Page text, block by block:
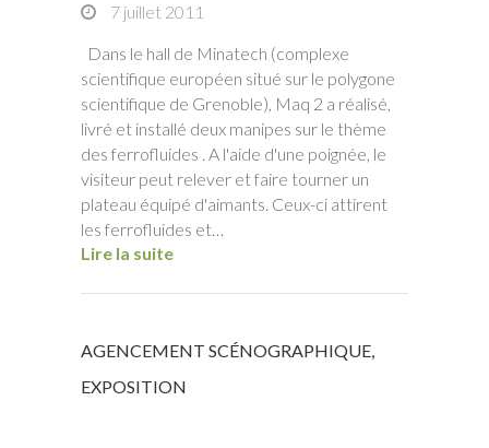
7 juillet 2011
Dans le hall de Minatech (complexe
scientifique européen situé sur le polygone
scientifique de Grenoble), Maq 2 a réalisé,
livré et installé deux manipes sur le thème
des ferrofluides . A l'aide d'une poignée, le
visiteur peut relever et faire tourner un
plateau équipé d'aimants. Ceux-ci attirent
les ferrofluides et…
Lire la suite
AGENCEMENT SCÉNOGRAPHIQUE,
EXPOSITION